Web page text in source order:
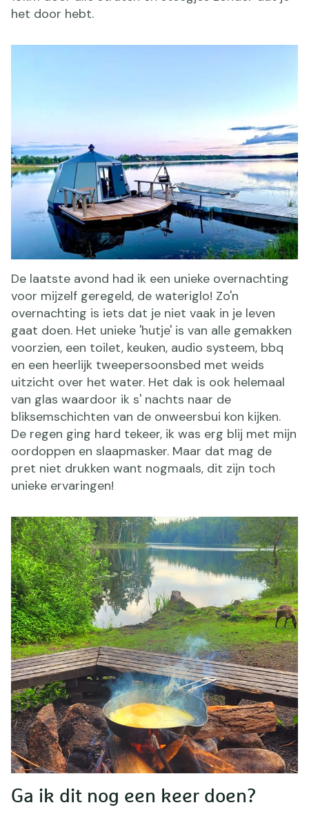
het door hebt.
De laatste avond had ik een unieke overnachting
voor mijzelf geregeld, de wateriglo! Zo'n
overnachting is iets dat je niet vaak in je leven
gaat doen. Het unieke 'hutje' is van alle gemakken
voorzien, een toilet, keuken, audio systeem, bbq
en een heerlijk tweepersoonsbed met weids
uitzicht over het water. Het dak is ook helemaal
van glas waardoor ik s' nachts naar de
bliksemschichten van de onweersbui kon kijken.
De regen ging hard tekeer, ik was erg blij met mijn
oordoppen en slaapmasker. Maar dat mag de
pret niet drukken want nogmaals, dit zijn toch
unieke ervaringen!
Ga ik dit nog een keer doen?